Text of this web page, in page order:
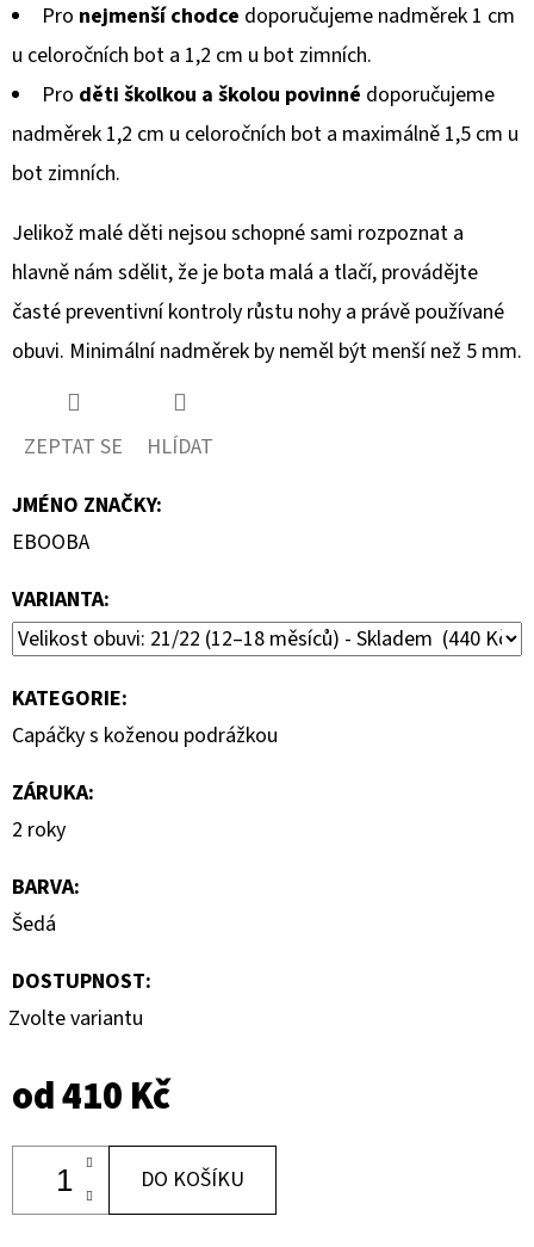
Pro nejmenší chodce doporučujeme nadměrek 1 cm
u celoročních bot a 1,2 cm u bot zimních.
Pro děti školkou a školou povinné doporučujeme
nadměrek 1,2 cm u celoročních bot a maximálně 1,5 cm u
bot zimních.
Jelikož malé děti nejsou schopné sami rozpoznat a
hlavně nám sdělit, že je bota malá a tlačí, provádějte
časté preventivní kontroly růstu nohy a právě používané
obuvi. Minimální nadměrek by neměl být menší než 5 mm.
ZEPTAT SE
HLÍDAT
JMÉNO ZNAČKY:
EBOOBA
VARIANTA:
KATEGORIE:
Capáčky s koženou podrážkou
ZÁRUKA:
2 roky
BARVA:
Šedá
DOSTUPNOST:
Zvolte variantu
od410 Kč
DO KOŠÍKU